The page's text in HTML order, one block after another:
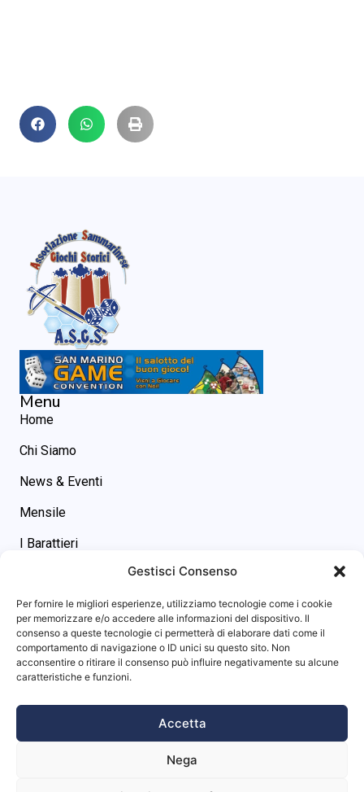
Gestisci Consenso
Per fornire le migliori esperienze, utilizziamo tecnologie come i cookie
per memorizzare e/o accedere alle informazioni del dispositivo. Il
consenso a queste tecnologie ci permetterà di elaborare dati come il
comportamento di navigazione o ID unici su questo sito. Non
acconsentire o ritirare il consenso può influire negativamente su alcune
caratteristiche e funzioni.
Accetta
Nega
Menu
Home
Chi Siamo
News & Eventi
Mensile
I Barattieri
asgs@omniway.sm
Piazza M. Tini, 7 - 47891 -
Dogana (RSM)
Info sito